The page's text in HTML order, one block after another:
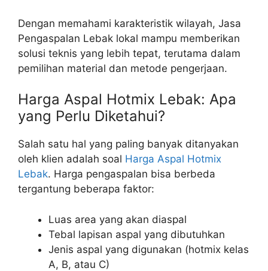
Dengan memahami karakteristik wilayah, Jasa
Pengaspalan Lebak lokal mampu memberikan
solusi teknis yang lebih tepat, terutama dalam
pemilihan material dan metode pengerjaan.
Harga Aspal Hotmix Lebak: Apa
yang Perlu Diketahui?
Salah satu hal yang paling banyak ditanyakan
oleh klien adalah soal Harga Aspal Hotmix
Lebak. Harga pengaspalan bisa berbeda
tergantung beberapa faktor:
Luas area yang akan diaspal
Tebal lapisan aspal yang dibutuhkan
Jenis aspal yang digunakan (hotmix kelas
A, B, atau C)